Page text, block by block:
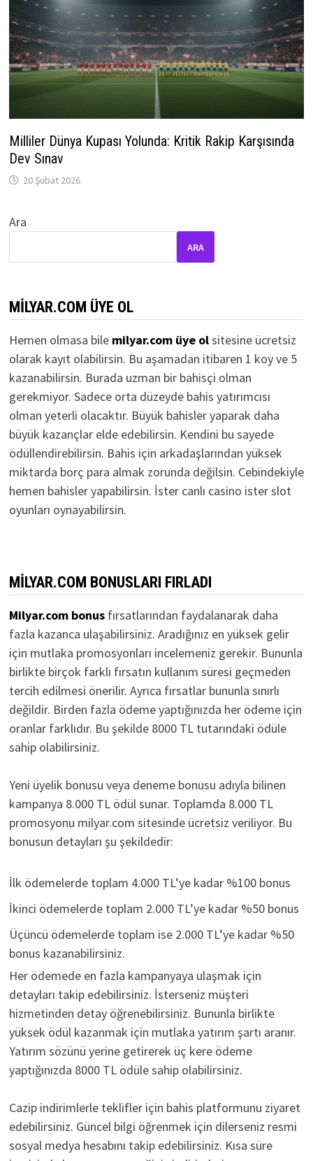
Milliler Dünya Kupası Yolunda: Kritik Rakip Karşısında
Dev Sınav
20 Şubat 2026
Ara
ARA
MILYAR.COM ÜYE OL
Hemen olmasa bile milyar.com üye olsitesine ücretsiz
olarak kayıt olabilirsin. Bu aşamadan itibaren 1 koy ve 5
kazanabilirsin. Burada uzman bir bahisçi olman
gerekmiyor. Sadece orta düzeyde bahis yatırımcısı
olman yeterli olacaktır. Büyük bahisler yaparak daha
büyük kazançlar elde edebilirsin. Kendini bu sayede
ödüllendirebilirsin. Bahis için arkadaşlarından yüksek
miktarda borç para almak zorunda değilsin. Cebindekiyle
hemen bahisler yapabilirsin. İster canlı casino ister slot
oyunları oynayabilirsin.
MILYAR.COM BONUSLARI FIRLADI
Milyar.com bonus fırsatlarından faydalanarak daha
fazla kazanca ulaşabilirsiniz. Aradığınız en yüksek gelir
için mutlaka promosyonları incelemeniz gerekir. Bununla
birlikte birçok farklı fırsatın kullanım süresi geçmeden
tercih edilmesi önerilir. Ayrıca fırsatlar bununla sınırlı
değildir. Birden fazla ödeme yaptığınızda her ödeme için
oranlar farklıdır. Bu şekilde 8000 TL tutarındaki ödüle
sahip olabilirsiniz.
Yeni üyelik bonusu veya deneme bonusu adıyla bilinen
kampanya 8.000 TL ödül sunar. Toplamda 8.000 TL
promosyonu milyar.com sitesinde ücretsiz veriliyor. Bu
bonusun detayları şu şekildedir:
İlk ödemelerde toplam 4.000 TL’ye kadar %100 bonus
İkinci ödemelerde toplam 2.000 TL’ye kadar %50 bonus
Üçüncü ödemelerde toplam ise 2.000 TL’ye kadar %50
bonus kazanabilirsiniz.
Her ödemede en fazla kampanyaya ulaşmak için
detayları takip edebilirsiniz. İsterseniz müşteri
hizmetinden detay öğrenebilirsiniz. Bununla birlikte
yüksek ödül kazanmak için mutlaka yatırım şartı aranır.
Yatırım sözünü yerine getirerek üç kere ödeme
yaptığınızda 8000 TL ödüle sahip olabilirsiniz.
Cazip indirimlerle teklifler için bahis platformunu ziyaret
edebilirsiniz. Güncel bilgi öğrenmek için dilerseniz resmi
sosyal medya hesabını takip edebilirsiniz. Kısa süre